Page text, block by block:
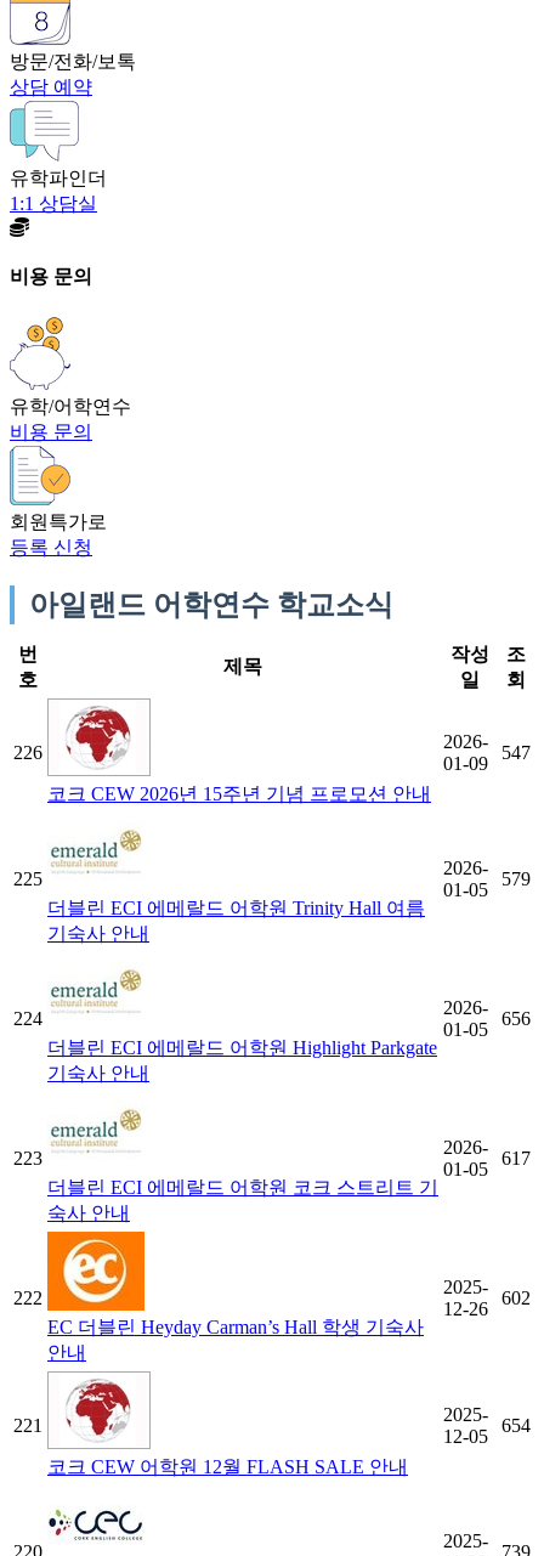
방문/전화/보톡
상담 예약
유학파인더
1:1 상담실
비용 문의
유학/어학연수
비용 문의
회원특가로
등록 신청
아일랜드 어학연수 학교소식
번
호
제목
작성
일
조
회
226
코크 CEW 2026년 15주년 기념 프로모션 안내
2026-
01-09
547
225
더블린 ECI 에메랄드 어학원 Trinity Hall 여름
기숙사 안내
2026-
01-05
579
224
더블린 ECI 에메랄드 어학원 Highlight Parkgate
기숙사 안내
2026-
01-05
656
223
더블린 ECI 에메랄드 어학원 코크 스트리트 기
숙사 안내
2026-
01-05
617
222
EC 더블린 Heyday Carman’s Hall 학생 기숙사
안내
2025-
12-26
602
221
코크 CEW 어학원 12월 FLASH SALE 안내
2025-
12-05
654
220
2025-
739